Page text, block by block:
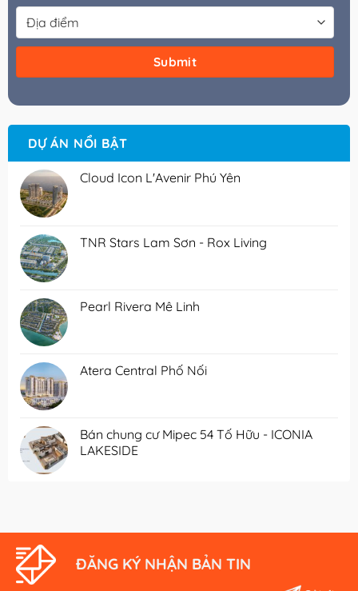
DỰ ÁN NỔI BẬT
Cloud Icon L'Avenir Phú Yên
TNR Stars Lam Sơn - Rox Living
Pearl Rivera Mê Linh
Atera Central Phố Nối
Bán chung cư Mipec 54 Tố Hữu - ICONIA
LAKESIDE
ĐĂNG KÝ NHẬN BẢN TIN